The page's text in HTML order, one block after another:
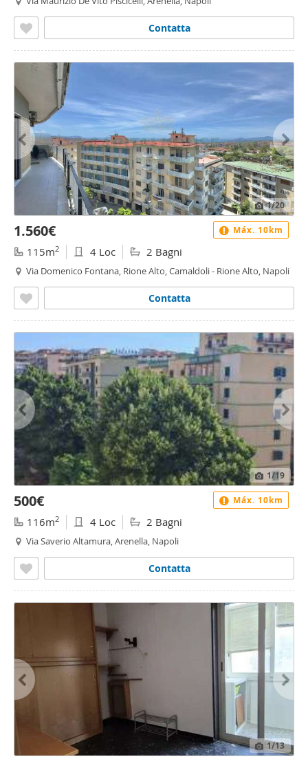
Contatta
1/20
1.560€
115m2 4 Loc 2 Bagni
Via Domenico Fontana, Rione Alto, Camaldoli - Rione Alto, Napoli
Contatta
Máx. 10km
1/19
500€
116m2 4 Loc 2 Bagni
Via Saverio Altamura, Arenella, Napoli
Contatta
Máx. 10km
1/13